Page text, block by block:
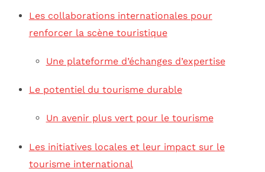
Les collaborations internationales pour
renforcer la scène touristique
Une plateforme d’échanges d’expertise
Le potentiel du tourisme durable
Un avenir plus vert pour le tourisme
Les initiatives locales et leur impact sur le
tourisme international